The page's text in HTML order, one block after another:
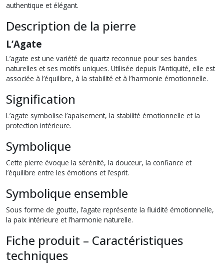
authentique et élégant.
Description de la pierre
L’Agate
L’agate est une variété de quartz reconnue pour ses bandes
naturelles et ses motifs uniques. Utilisée depuis l’Antiquité, elle est
associée à l’équilibre, à la stabilité et à l’harmonie émotionnelle.
Signification
L’agate symbolise l’apaisement, la stabilité émotionnelle et la
protection intérieure.
Symbolique
Cette pierre évoque la sérénité, la douceur, la confiance et
l’équilibre entre les émotions et l’esprit.
Symbolique ensemble
Sous forme de goutte, l’agate représente la fluidité émotionnelle,
la paix intérieure et l’harmonie naturelle.
Fiche produit – Caractéristiques
techniques